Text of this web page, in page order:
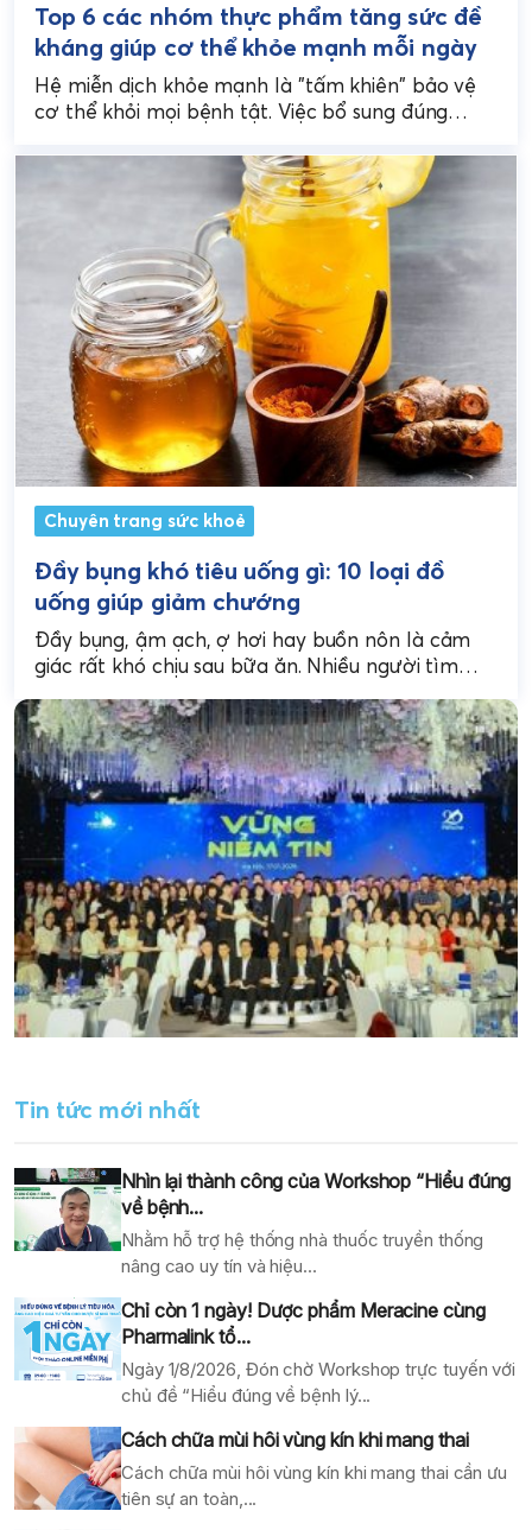
Top 6 các nhóm thực phẩm tăng sức đề
kháng giúp cơ thể khỏe mạnh mỗi ngày
Hệ miễn dịch khỏe mạnh là "tấm khiên" bảo vệ
cơ thể khỏi mọi bệnh tật. Việc bổ sung đúng
Chuyên trang sức khoẻ
Đầy bụng khó tiêu uống gì: 10 loại đồ
uống giúp giảm chướng
Đầy bụng, ậm ạch, ợ hơi hay buồn nôn là cảm
giác rất khó chịu sau bữa ăn. Nhiều người tìm
Tin tức mới nhất
Nhìn lại thành công của Workshop “Hiểu đúng
về bệnh...
Nhằm hỗ trợ hệ thống nhà thuốc truyền thống
nâng cao uy tín và hiệu...
Chỉ còn 1 ngày! Dược phẩm Meracine cùng
Pharmalink tổ...
Ngày 1/8/2026, Đón chờ Workshop trực tuyến với
chủ đề “Hiểu đúng về bệnh lý...
Cách chữa mùi hôi vùng kín khi mang thai
Cách chữa mùi hôi vùng kín khi mang thai cần ưu
tiên sự an toàn,...